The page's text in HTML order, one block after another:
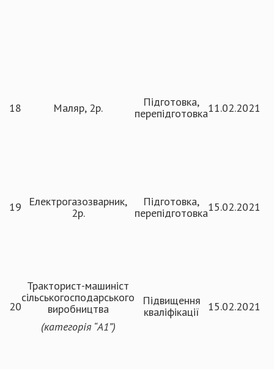
18 Маляр, 2р.
Підготовка,
перепідготовка11.02.2021
19
Електрогазозварник,
2р.
Підготовка,
перепідготовка15.02.2021
20
Тракторист-машиніст
сільськогосподарського
виробництва
(категорія “А1”)
Підвищення
кваліфікації
15.02.2021